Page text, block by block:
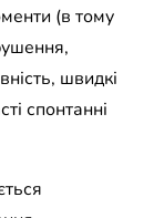
(в тому
швидкі
спонтанні